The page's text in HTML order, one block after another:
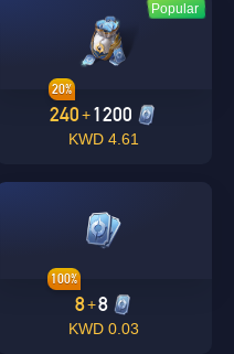
Popular
1200
+
240
20%
4.61 KWD
8
+
8
100%
0.03 KWD